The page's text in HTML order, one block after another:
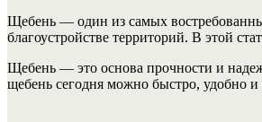
Щебень — один из самых
благоустройстве территорий. В этой
Щебень — это основа прочности и
щебень сегодня можно быстро, удобно